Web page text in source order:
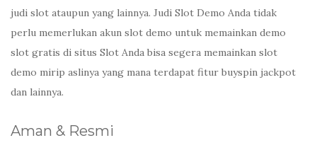
judi slot ataupun yang lainnya. Judi Slot Demo Anda tidak
perlu memerlukan akun slot demo untuk memainkan demo
slot gratis di situs Slot Anda bisa segera memainkan slot
demo mirip aslinya yang mana terdapat fitur buyspin jackpot
dan lainnya.
Aman & Resmi